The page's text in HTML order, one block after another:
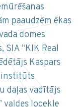
paaudzēm ēkas
domes
“KIK Real
Kaspars
institūts
daļas vadītājs
valdes locekle